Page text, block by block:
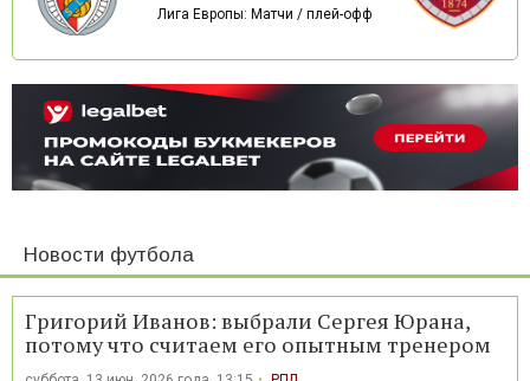
Лига Европы: Матчи / плей-офф
Новости футбола
Григорий Иванов: выбрали Сергея Юрана,
потому что считаем его опытным тренером